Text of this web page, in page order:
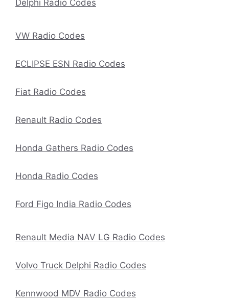
Delphi Radio Codes
VW Radio Codes
ECLIPSE ESN Radio Codes
Fiat Radio Codes
Renault Radio Codes
Honda Gathers Radio Codes
Honda Radio Codes
Ford Figo India Radio Codes
Renault Media NAV LG Radio Codes
Volvo Truck Delphi Radio Codes
Kennwood MDV Radio Codes